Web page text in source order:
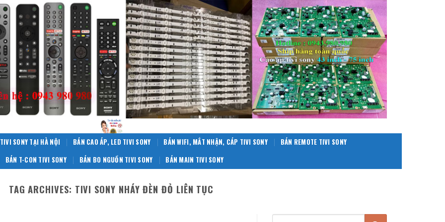
SONY TẠI HÀ NỘI BÁN CAO ÁP, LED TIVI SONY BÁN WIFI, MẮT NHẬN, CÁP TIVI SONY
BÁN REMOTE TIVI SONY
BÁN T-CON TIVI SONY
BÁN BO NGUỒN TIVI SONY BÁN MAIN TIVI SONY
TAG ARCHIVES: TIVI SONY NHÁY ĐÈN ĐỎ LIÊN TỤC